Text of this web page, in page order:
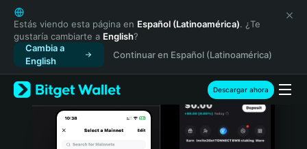
English
日本語
Tiếng Việt
Русский
Español (Latinoamérica)
Türkçe
Italiano
Estás viendo esta página en Español (Latinoamérica). ¿Te
gustaría cambiarte a English?
Cambia a
English
Continuar en Español (Latinoamérica)
Descargar ahora